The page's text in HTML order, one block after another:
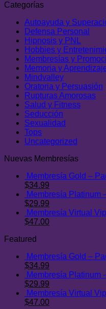
Categorías
Autoayuda y
Defensa Personal
Hipnosis y PNL
Hobbies y
Membresías y
Memoria y
Mindvalley
Oratoria y Persuasión
Rupturas Amorosas
Salud y Fitness
Seducción
Sexualidad
Tops
Uncategorized
Nuevas Membresías
Membresía Gold –
El
precio
original
era:
$400.00.
$34.99
precio
es:
$34.99.
Membresía Platinum
El
precio
original
$300.00.
$29.99
precio
actual
Membresía Virtual
El
original
$500.00.
$47.00El
$47.00.
Featured
Membresía Gold –
El
precio
original
era:
$400.00.
$34.99
precio
es:
$34.99.
Membresía Platinum
El
precio
original
$29.99
precio
actual
Membresía Virtual
El
$47.00El